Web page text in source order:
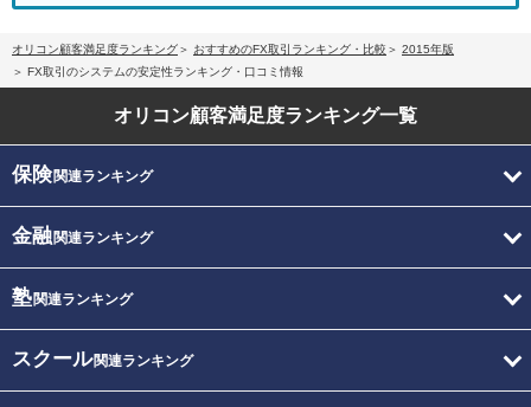
オリコン顧客満足度ランキング おすすめのFX取引ランキング・比較
2015年版
FX取引のシステムの安定性ランキング・口コミ情報
オリコン顧客満足度ランキング一覧
保険関連ランキング
金融関連ランキング
塾関連ランキング
スクール関連ランキング